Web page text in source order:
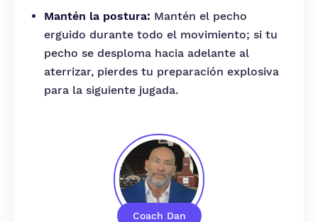
Coach Dan
Mantén la postura: Mantén el pecho
erguido durante todo el movimiento; si tu
pecho se desploma hacia adelante al
aterrizar, pierdes tu preparación explosiva
para la siguiente jugada.